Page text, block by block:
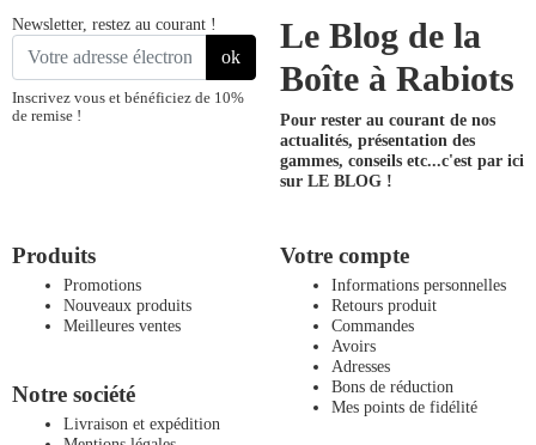
Newsletter, restez au courant !
ok
Inscrivez vous et bénéficiez de 10%
de remise !
Le Blog de la
Boîte à Rabiots
Pour rester au courant de nos
actualités, présentation des
gammes, conseils etc...c'est par ici
sur LE BLOG !
Produits
Promotions
Nouveaux produits
Meilleures ventes
Notre société
Livraison et expédition
Votre compte
Informations personnelles
Retours produit
Commandes
Avoirs
Adresses
Bons de réduction
Mes points de fidélité